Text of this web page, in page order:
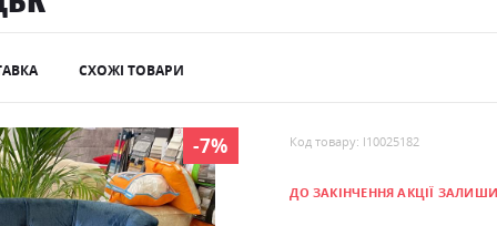
СХОЖІ ТОВАРИ
-7% Код товару: l10025182
ДО ЗАКІНЧЕННЯ АКЦІЇ